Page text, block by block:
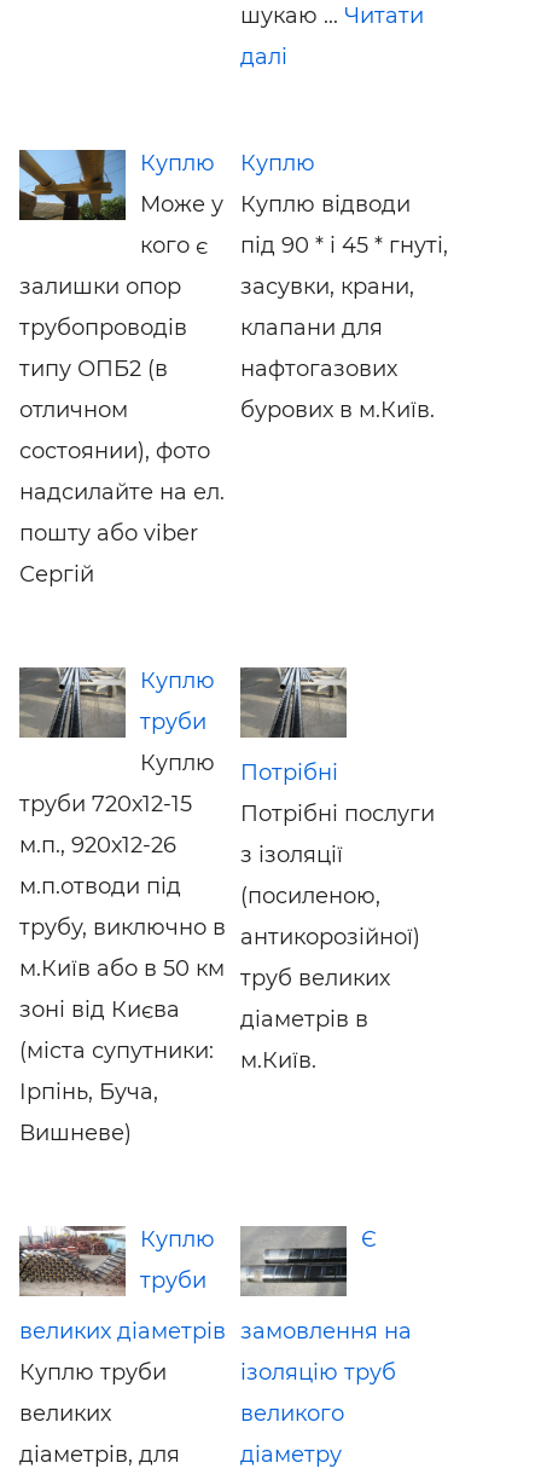
шукаю ... Читати
далі
Куплю
Може у
кого є
залишки опор
трубопроводів
типу ОПБ2 (в
отличном
состоянии), фото
надсилайте на ел.
пошту або viber
Сергій
Куплю
Куплю відводи
під 90 * і 45 * гнуті,
засувки, крани,
клапани для
нафтогазових
бурових в м.Київ.
Куплю
труби
Куплю
труби 720х12-15
м.п., 920х12-26
м.п.отводи під
трубу, виключно в
м.Київ або в 50 км
зоні від Києва
(міста супутники:
Ірпінь, Буча,
Вишневе)
Потрібні
Потрібні послуги
з ізоляції
(посиленою,
антикорозійної)
труб великих
діаметрів в
м.Київ.
Куплю
труби
великих діаметрів
Куплю труби
великих
діаметрів, для
Є
замовлення на
ізоляцію труб
великого
діаметру